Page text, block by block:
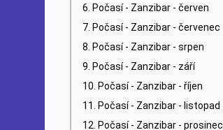
Počasí - Zanzibar - červen
Počasí - Zanzibar - červenec
Počasí - Zanzibar - srpen
Počasí - Zanzibar - září
Počasí - Zanzibar - říjen
Počasí - Zanzibar - listopad
Počasí - Zanzibar - prosinec